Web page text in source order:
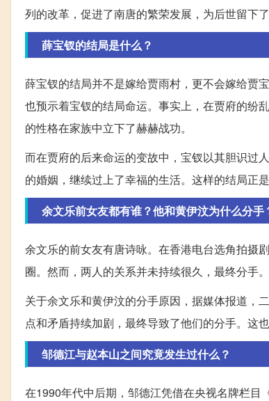
列的改革，促进了南唐的繁荣发展，为后世留下了
薛宝钗的结局是什么？
薛宝钗的结局并不是嫁给贾雨村，更不会嫁给贾
也预示着宝钗的结局命运。事实上，在贾府的纷
的性格在家族中立下了赫赫战功。
而在贾府的后来命运的变故中，宝钗以其胆识过
的婚姻，继续过上了幸福的生活。这样的结局正
余文乐前女友都有谁？他和黄伊汶为什么分手
余文乐的前女友有唐诗咏。在香港电台选角拍摄
圈。然而，两人的关系并未持续很久，最终分手。
关于余文乐和黄伊汶的分手原因，据媒体报道，
点和矛盾持续加剧，最终导致了他们的分手。这
邹德江与赵本山之间究竟发生过什么？
在1990年代中后期，邹德江凭借在央视名牌栏